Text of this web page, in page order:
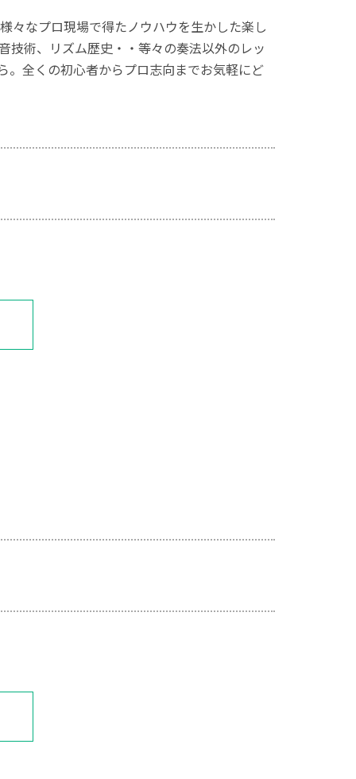
々なプロ現場で得たノウハウを生かした楽し
技術、リズム歴史・・等々の奏法以外のレッ
全くの初心者からプロ志向までお気軽にど